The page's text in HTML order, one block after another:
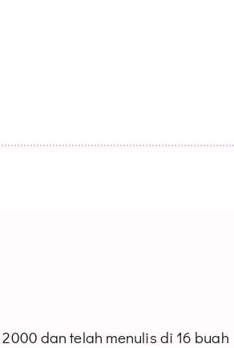
dan telah menulis di 16 buah